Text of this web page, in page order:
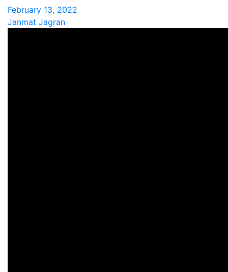
February 13, 2022
Janmat Jagran